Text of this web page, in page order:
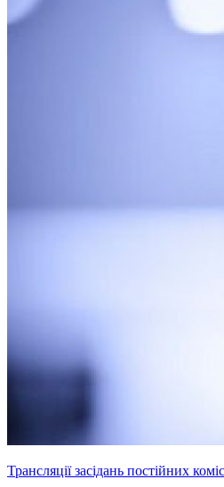
Трансляції засідань постійних